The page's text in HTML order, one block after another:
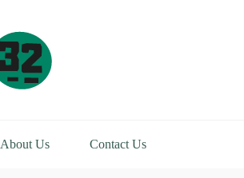
About Us Contact Us